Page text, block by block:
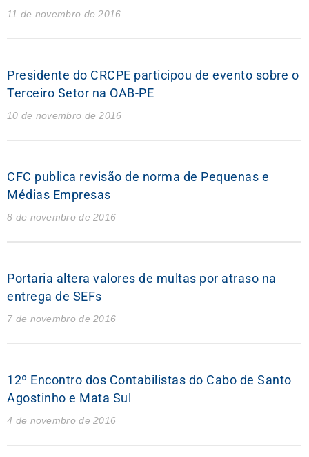
11 de novembro de 2016
Presidente do CRCPE participou de evento sobre o
Terceiro Setor na OAB-PE
10 de novembro de 2016
CFC publica revisão de norma de Pequenas e
Médias Empresas
8 de novembro de 2016
Portaria altera valores de multas por atraso na
entrega de SEFs
7 de novembro de 2016
12º Encontro dos Contabilistas do Cabo de Santo
Agostinho e Mata Sul
4 de novembro de 2016